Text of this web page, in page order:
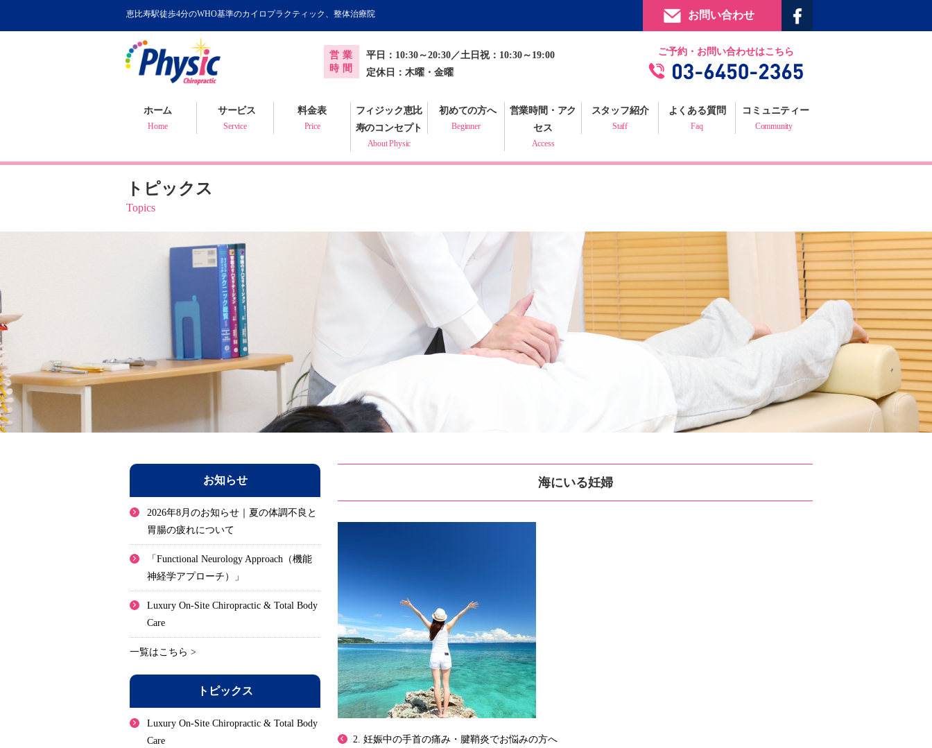
恵比寿駅徒歩4分のWHO基準のカイロプラクティック、整体治療院 お問い合わせ
営業
時間
平日：10:30～20:30／土日祝：10:30～19:00
定休日：木曜・金曜
ご予約・お問い合わせはこちら
ホーム
Home
サービス
Service
カイロプラクティック
WHOが認めるカイロプラクティック
健康判断・体質チェック
料金表
Price
フィジック恵比
寿のコンセプト
About Physic
初めての方へ
Beginner
オンライン健康調査票
営業時間・アク
セス
Access
スタッフ紹介
Staff
よくある質問
Faq
コミュニティー
Community
提携施設
フィジックスマイルギャラリー
プロフェッショナルからの推薦状
トピックス
Topics
海にいる妊婦
2. 妊娠中の手首の痛み・腱鞘炎でお悩みの方へ
お知らせ
2026年8月のお知らせ｜夏の体調不良と
胃腸の疲れについて
「Functional Neurology Approach（機能
神経学アプローチ）」
Luxury On-Site Chiropractic & Total Body
Care
一覧はこちら >
トピックス
Luxury On-Site Chiropractic & Total Body
Care